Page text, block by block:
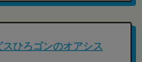
スひろゴンのオアシス